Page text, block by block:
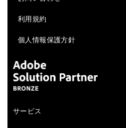
利用規約
個人情報保護方針
サービス